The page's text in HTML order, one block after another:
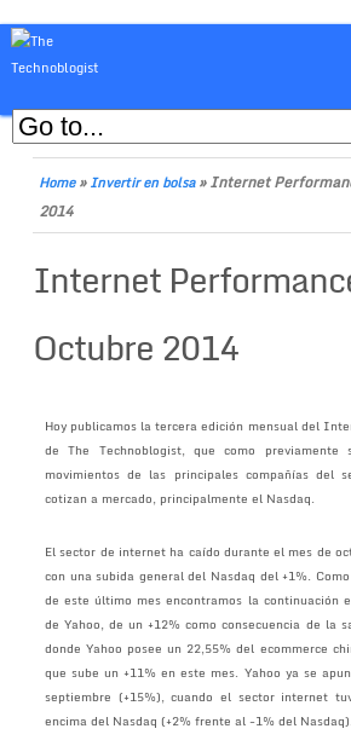
Home»Invertir en bolsa»Internet
2014
Internet
Octubre 2014
Hoy publicamos la tercera edición mensual del
de The Technoblogist, que como previamente
movimientos de las principales compañías del
cotizan a mercado, principalmente el Nasdaq.
El sector de internet ha caído durante el mes de
con una subida general del Nasdaq del +1%.
de este último mes encontramos la continuación
de Yahoo, de un +12% como consecuencia de la
donde Yahoo posee un 22,55% del ecommerce
que sube un +11% en este mes. Yahoo ya se
septiembre (+15%), cuando el sector internet
encima del Nasdaq (+2% frente al -1% del Nasdaq).